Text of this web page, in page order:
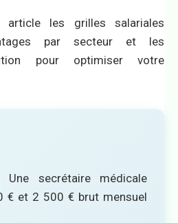
article les grilles salariales
par secteur et les
pour optimiser votre
Une secrétaire médicale
€ et 2 500 € brut mensuel